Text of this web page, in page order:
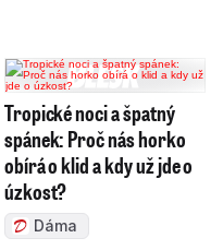
Tropické noci a špatný
spánek: Proč nás horko
obírá o klid a kdy už jde o
úzkost?
Dáma